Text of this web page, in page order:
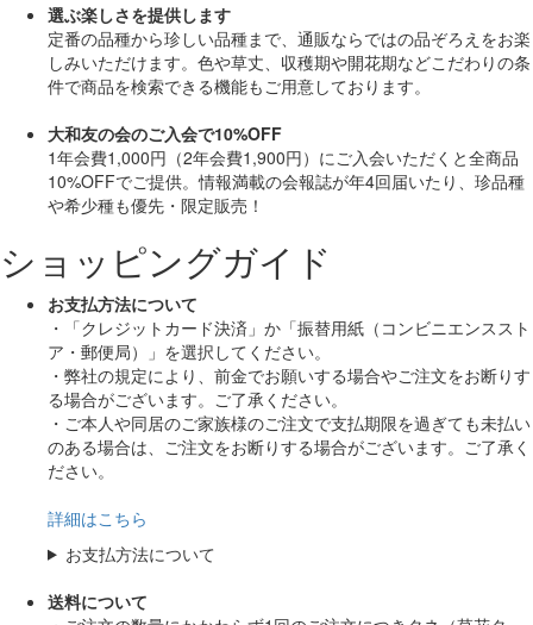
選ぶ楽しさを提供します
定番の品種から珍しい品種まで、通販ならではの品ぞろえをお楽
しみいただけます。色や草丈、収穫期や開花期などこだわりの条
件で商品を検索できる機能もご用意しております。
大和友の会のご入会で10%OFF
1年会費1,000円（2年会費1,900円）にご入会いただくと全商品
10%OFFでご提供。情報満載の会報誌が年4回届いたり、珍品種
や希少種も優先・限定販売！
ショッピングガイド
お支払方法について
・「クレジットカード決済」か「振替用紙（コンビニエンススト
ア・郵便局）」を選択してください。
・弊社の規定により、前金でお願いする場合やご注文をお断りす
る場合がございます。ご了承ください。
・ご本人や同居のご家族様のご注文で支払期限を過ぎても未払い
のある場合は、ご注文をお断りする場合がございます。ご了承く
ださい。
詳細はこちら
お支払方法について
送料について